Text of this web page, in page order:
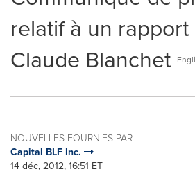
relatif à un
Claude Blanchet
NOUVELLES FOURNIES PAR
Capital BLF Inc.
14 déc, 2012, 16:51 ET